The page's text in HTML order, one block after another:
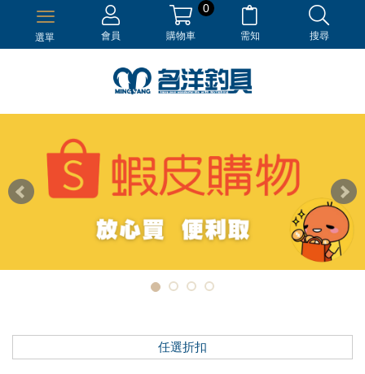
選單 會員 購物車
0
需知 搜尋
任選折扣